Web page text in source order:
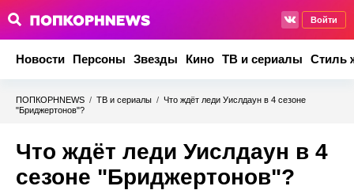
Войти
Новости Персоны Звезды Кино ТВ и сериалы Стиль
ПОПКОРНNEWS / ТВ и сериалы / Что ждёт леди Уислдаун в 4 сезоне
"Бриджертонов"?
Что ждёт леди Уислдаун в 4
сезоне "Бриджертонов"?